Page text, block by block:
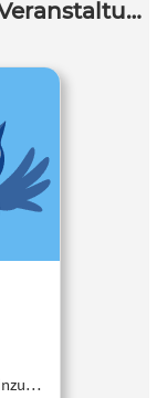
Bildungsangebote, Termine, Veranstaltungen